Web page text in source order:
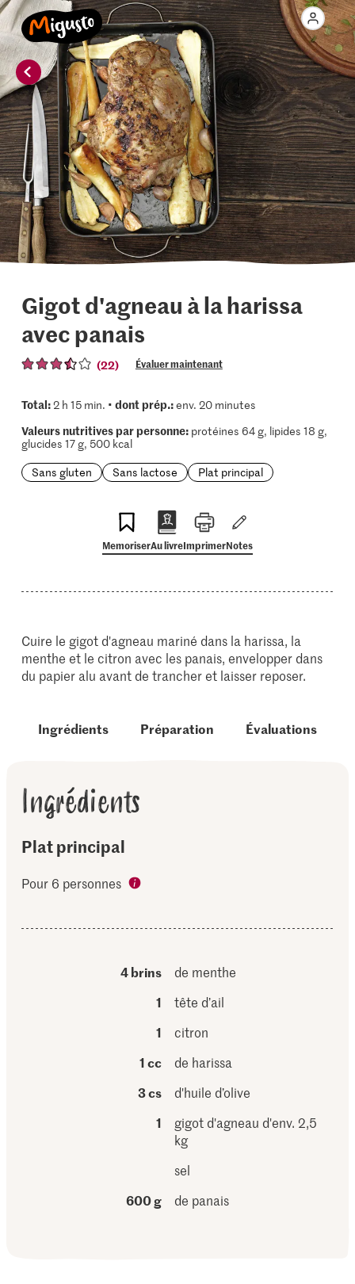
Gigot d'agneau à la harissa
avec panais
(22) Évaluer maintenant
Total:2 h 15 min. • dont prép.:env. 20 minutes
Valeurs nutritives par personne:protéines 64 g, lipides 18 g,
glucides 17 g, 500 kcal
Sans gluten
Sans lactose Plat principal
MemoriserAu livreImprimerNotes
Cuire le gigot d'agneau mariné dans la harissa, la
menthe et le citron avec les panais, envelopper dans
du papier alu avant de trancher et laisser reposer.
Ingrédients Préparation Évaluations
Ingrédients
Plat principal
Pour 6 personnes
4 brins
de menthe
1
tête d’ail
1
citron
1 cc
de harissa
3 cs
d'huile d’olive
1
gigot d'agneau d'env. 2,5
kg
sel
600 g
de panais